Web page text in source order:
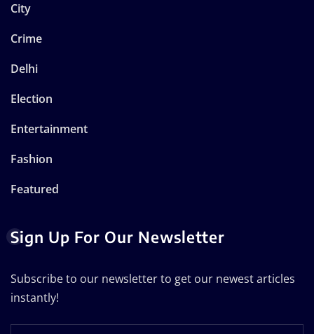
City
Crime
Delhi
Election
Entertainment
Fashion
Featured
Sign Up For Our Newsletter
Subscribe to our newsletter to get our newest articles
instantly!